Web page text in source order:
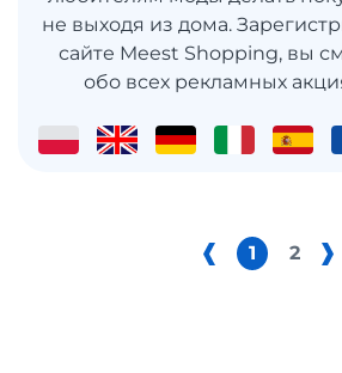
не выходя из дома.
сайте Meest Shopping, вы
обо всех рекламных
1 2